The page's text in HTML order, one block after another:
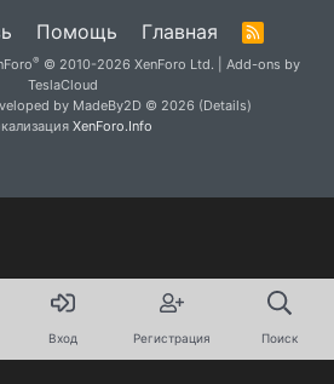
Помощь Главная
S
® © 2010-2026 XenForo Ltd.
Add-ons by
TeslaCloud
by MadeBy2D © 2026 (Details)
XenForo.Info
Вход Регистрация Поиск